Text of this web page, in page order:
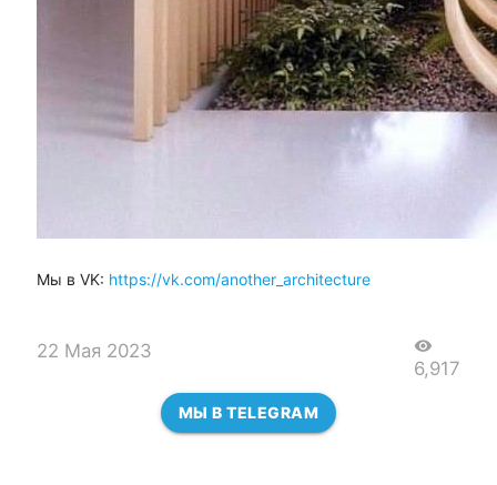
Мы в VK: https://vk.com/another_architecture
22 Мая 2023 visibility
6,917
МЫ В TELEGRAM